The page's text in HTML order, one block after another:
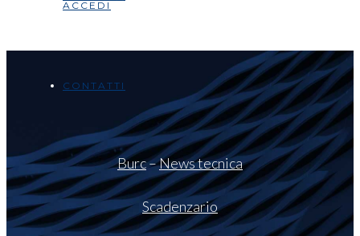
ACCEDI
CONTATTI
Burc–News tecnica
Scadenzario